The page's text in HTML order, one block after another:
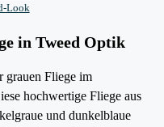
Look
in Tweed Optik
grauen Fliege im
hochwertige Fliege aus
und dunkelblaue